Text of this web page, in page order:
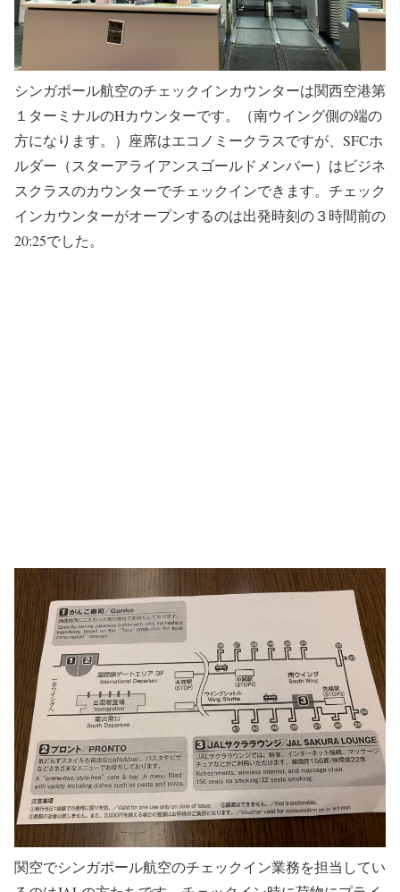
シンガポール航空のチェックインカウンターは関西空港第
１ターミナルのHカウンターです。（南ウイング側の端の
方になります。）座席はエコノミークラスですが、SFCホ
ルダー（スターアライアンスゴールドメンバー）はビジネ
スクラスのカウンターでチェックインできます。チェック
インカウンターがオープンするのは出発時刻の３時間前の
20:25でした。
関空でシンガポール航空のチェックイン業務を担当してい